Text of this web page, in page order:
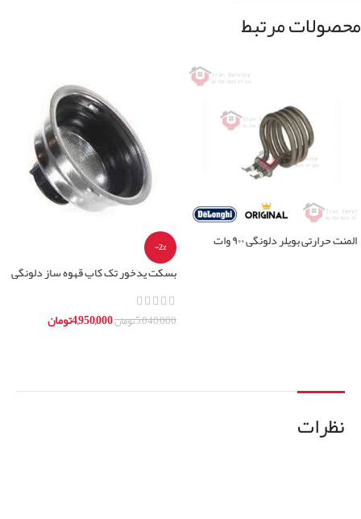
محصولات مرتبط
المنت حرارتی بویلر دلونگی ۹۰۰ وات -2%
بسکت پدخور تک کاپ قهوه ساز دلونگی
مدل bco
5,040,000تومان4,950,000تومان
نظرات